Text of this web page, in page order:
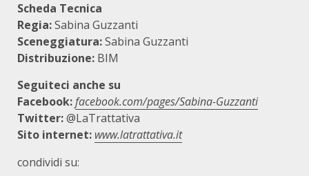
Scheda Tecnica
Regia:Sabina Guzzanti
Sceneggiatura:Sabina Guzzanti
Distribuzione: BIM
Seguiteci anche su
Facebook:facebook.com/pages/Sabina-Guzzanti
Twitter:@LaTrattativa
Sito internet: www.latrattativa.it
condividi su: